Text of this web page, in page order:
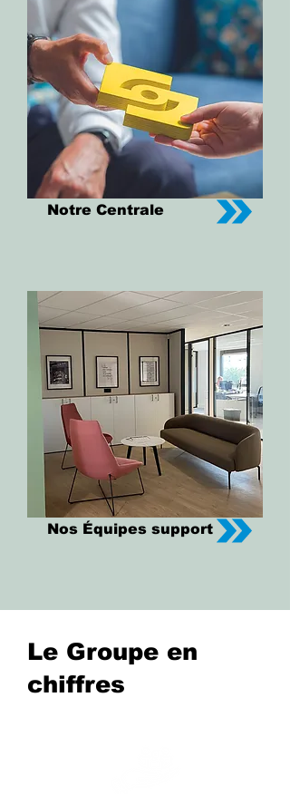
Notre Centrale
Nos Équipes support
Le Groupe en
chiffres